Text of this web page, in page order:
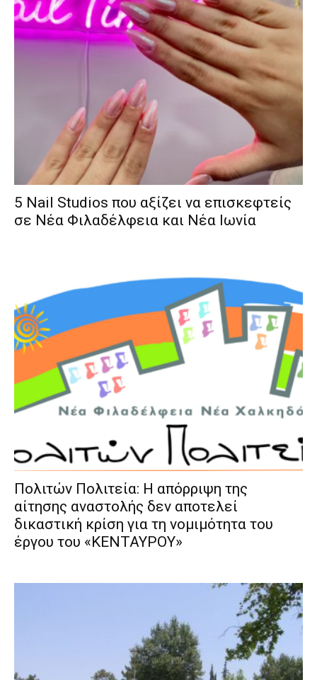
5 Nail Studios που αξίζει να επισκεφτείς
σε Νέα Φιλαδέλφεια και Νέα Ιωνία
Πολιτών Πολιτεία: Η απόρριψη της
αίτησης αναστολής δεν αποτελεί
δικαστική κρίση για τη νομιμότητα του
έργου του «ΚΕΝΤΑΥΡΟΥ»